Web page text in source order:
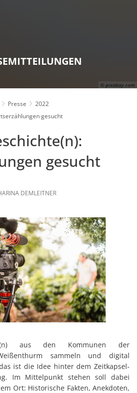
© pixabay.com
Presse
2022
gesucht
gesucht
DEMLEITNER
aus den Kommunen der
sammeln und digital
ist die Idee hinter dem Zeitkapsel-
Im Mittelpunkt stehen soll dabei
Ort: Historische Fakten, Anekdoten,